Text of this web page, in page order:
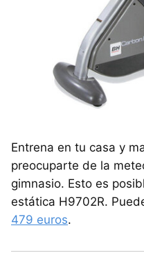
Entrena en tu casa y
preocuparte de la
gimnasio. Esto es
estática H9702R.
479 euros.